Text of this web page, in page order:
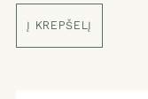
Į KREPŠELĮ